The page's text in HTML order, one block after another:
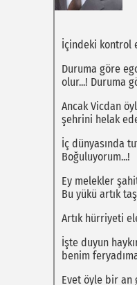
İçindeki kontrol
Duruma göre
olur...! Duruma
Ancak Vicdan
şehrini helak
İç dünyasında
Boğuluyorum...!
Ey melekler
Bu yükü artık
Artık hürriyeti
İşte duyun
benim
Evet öyle bir an